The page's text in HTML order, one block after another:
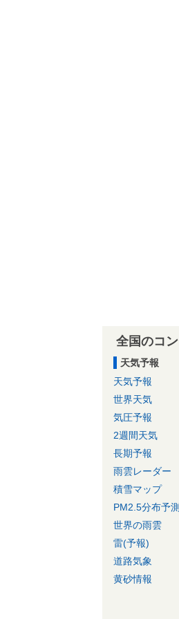
全国のコ
天気予報
天気予報
世界天気
気圧予報
2週間天気
長期予報
雨雲レーダー
積雪マップ
PM2.5分布予測
世界の雨雲
雷(予報)
道路気象
黄砂情報